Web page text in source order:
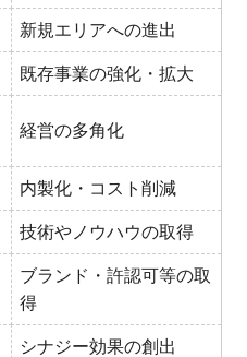
新規エリアへの進出
既存事業の強化・拡大
経営の多角化
内製化・コスト削減
技術やノウハウの取得
ブランド・許認可等の取
得
シナジー効果の創出